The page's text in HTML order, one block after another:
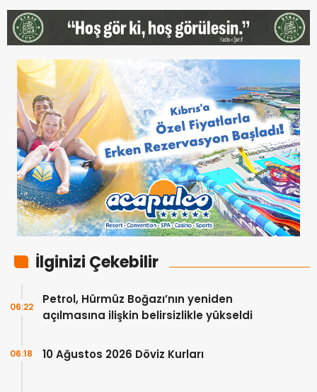
İlginizi Çekebilir
Petrol, Hürmüz Boğazı’nın yeniden
açılmasına ilişkin belirsizlikle yükseldi
06:22
10 Ağustos 2026 Döviz Kurları
06:18